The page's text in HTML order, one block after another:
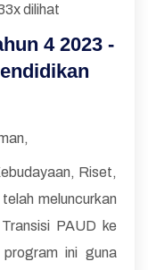
dilihat
4 2023 -
Riset,
meluncurkan
PAUD ke
ini guna